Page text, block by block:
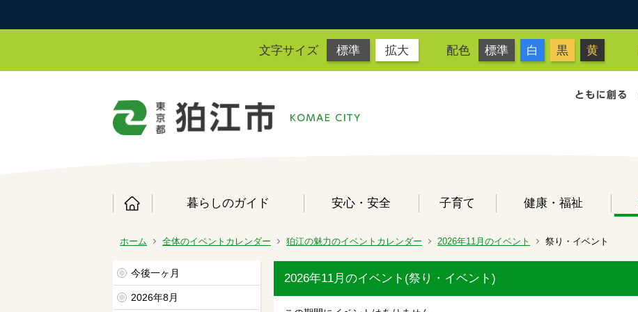
文字サイズ 標準 拡大 配色 標準 白 黒 黄
暮らしのガイド 安心・安全 子育て 健康・福祉
ホーム 全体のイベントカレンダー 狛江の魅力のイベントカレンダー 2026年11月のイベント 祭り・イベント
今後一ヶ月
2026年8月
2026年11月のイベント(祭り・イベント)